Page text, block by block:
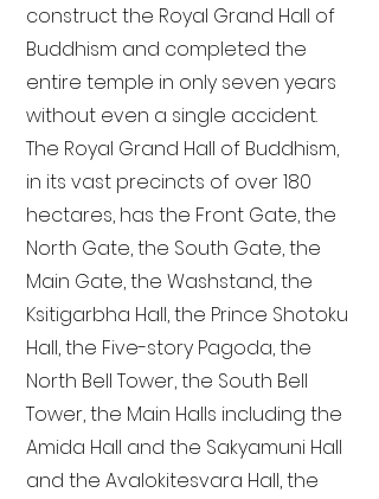
construct the Royal Grand Hall of
Buddhism and completed the
entire temple in only seven years
without even a single accident.
The Royal Grand Hall of Buddhism,
in its vast precincts of over 180
hectares, has the Front Gate, the
North Gate, the South Gate, the
Main Gate, the Washstand, the
Ksitigarbha Hall, the Prince Shotoku
Hall, the Five-story Pagoda, the
North Bell Tower, the South Bell
Tower, the Main Halls including the
Amida Hall and the Sakyamuni Hall
and the Avalokitesvara Hall, the